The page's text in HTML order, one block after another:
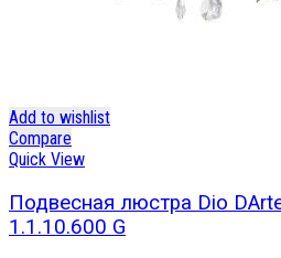
Add to wishlist
Compare
Quick View
Подвесная люстра Dio
1.1.10.600 G